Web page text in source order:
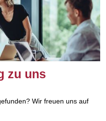
zu uns
Wir freuen uns auf